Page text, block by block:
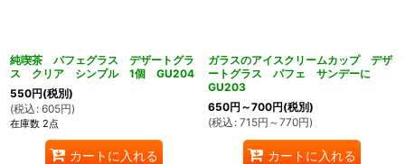
純喫茶 パフェグラス デザートグラ
ス クリア シンプル 1個 GU204
550円(税別)
(税込 : 605円)
在庫数 2点
カートに入れる
ガラスのアイスクリームカップ デザ
ートグラス パフェ サンデーに
GU203
650円 ～700円(税別)
(税込 : 715円 ～770円)
カートに入れる